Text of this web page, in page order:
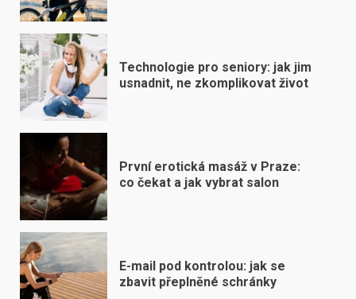
Technologie pro seniory: jak jim
usnadnit, ne zkomplikovat život
První erotická masáž v Praze:
co čekat a jak vybrat salon
E-mail pod kontrolou: jak se
zbavit přeplněné schránky